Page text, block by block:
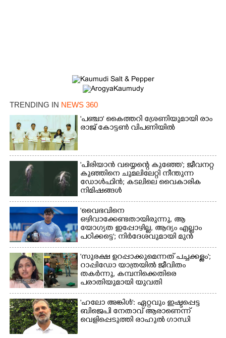
TRENDING IN NEWS 360
'​പ​ഞ്ചാ​'​ ​കൈ​ത്ത​റി​ ​ശ്രേ​ണി​യു​മാ​യി​ ​രാം​
രാ​ജ് ​കോ​ട്ടൺ വിപണിയിൽ
'പിരിയാൻ വയ്യെന്റെ കുഞ്ഞേ'; ജീവനറ്റ
കുഞ്ഞിനെ ചുമലിലേറ്റി നീന്തുന്ന
ഡോൾഫിൻ; കടലിലെ വൈകാരിക
നിമിഷങ്ങൾ
'വൈഭവിനെ
ഒഴിവാക്കേണ്ടതായിരുന്നു,​ ആ
യോഗ്യത ഇപ്പോഴില്ല, ആദ്യം എല്ലാം
പഠിക്കട്ടെ'; നിർദേശവുമായി മുൻ
ക്രിക്കറ്റ് താരം
'സുരക്ഷ ഉറപ്പാക്കുമെന്നത് പച്ചക്കള്ളം';
റാപ്പിഡോ യാത്രയിൽ ജീവിതം
തകർന്നു, കമ്പനിക്കെതിരെ
പരാതിയുമായി യുവതി
'ഹലോ അങ്കിൾ': ഏറ്റവും ഇഷ്ടപ്പെട്ട
ബിജെപി നേതാവ് ആരാണെന്ന്
വെളിപ്പെടുത്തി രാഹുൽ ഗാന്ധി